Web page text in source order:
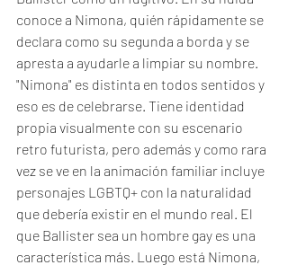
conoce a Nimona, quién rápidamente se
declara como su segunda a borda y se
apresta a ayudarle a limpiar su nombre.
"Nimona" es distinta en todos sentidos y
eso es de celebrarse. Tiene identidad
propia visualmente con su escenario
retro futurista, pero además y como rara
vez se ve en la animación familiar incluye
personajes LGBTQ+ con la naturalidad
que debería existir en el mundo real. El
que Ballister sea un hombre gay es una
característica más. Luego está Nimona,